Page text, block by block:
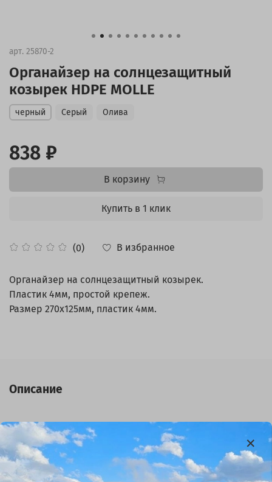
арт. 25870-2
Органайзер на солнцезащитный
козырек HDPE MOLLE
(0) В избранное
черный Серый Олива
838 ₽
В корзину
Купить в 1 клик
Органайзер на солнцезащитный козырек.
Пластик 4мм, простой крепеж.
Размер 270х125мм, пластик 4мм.
Описание
Органайзер выполнен из качественного пластика
толщиной 4 мм, что обеспечивает его долговечность и
надежность. Он оснащен универсальным креплением,